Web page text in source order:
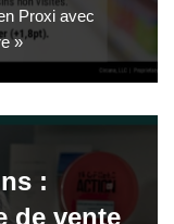
Proxi avec
»
:
de vente